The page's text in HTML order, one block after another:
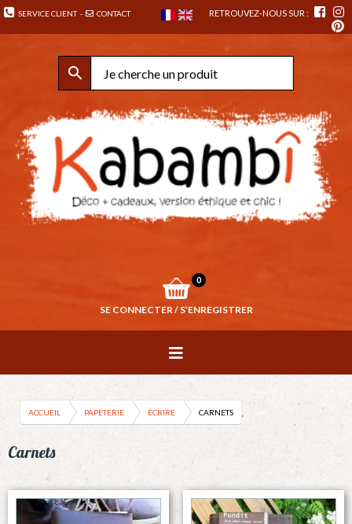
SERVICE CLIENT- CONTACT RETROUVEZ-NOUS SUR :
0
SE CONNECTER / S’ENREGISTRER
ACCUEIL PAPETERIE ÉCRIRE CARNETS
Carnets